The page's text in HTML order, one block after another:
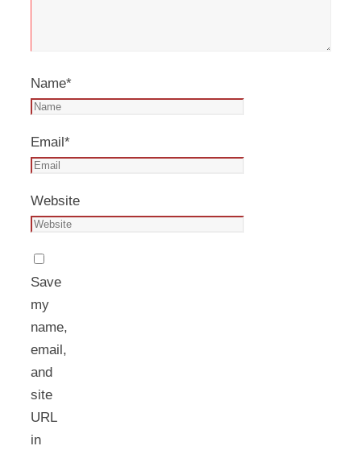
Name*
Email*
Website
Save
my
name,
email,
and
site
URL
in